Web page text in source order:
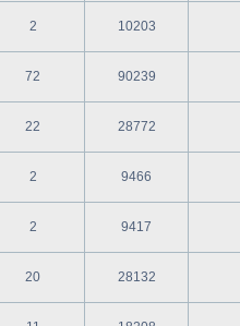
2 10203
72 90239
22 28772
2 9466
2 9417
20 28132